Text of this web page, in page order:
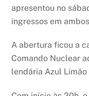
apresentou no
ingressos em
A abertura ficou a
Comando Nuclear
lendária Azul Limão